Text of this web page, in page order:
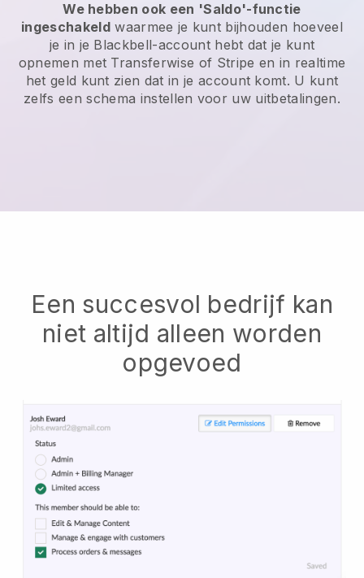
We hebben ook een 'Saldo'-functie
ingeschakeldwaarmee je kunt bijhouden hoeveel
je in je Blackbell-account hebt dat je kunt
opnemen met Transferwise of Stripe en in realtime
het geld kunt zien dat in je account komt. U kunt
zelfs een schema instellen voor uw uitbetalingen.
Een succesvol bedrijf kan
niet altijd alleen worden
opgevoed